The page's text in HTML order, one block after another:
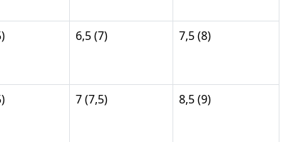
6,5 (7) 7,5 (8)
7 (7,5) 8,5 (9)